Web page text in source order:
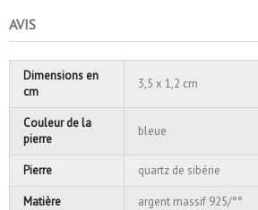
AVIS
Dimensions en
cm
3,5 x 1,2 cm
Couleur de la
pierre
bleue
Pierre quartz de sibérie
Matière argent massif 925/°°